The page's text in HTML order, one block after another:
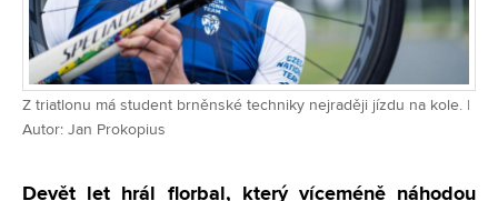
Z triatlonu má student brněnské techniky nejraději jízdu na kole. |
Autor: Jan Prokopius
Devět let hrál florbal, který víceméně náhodou